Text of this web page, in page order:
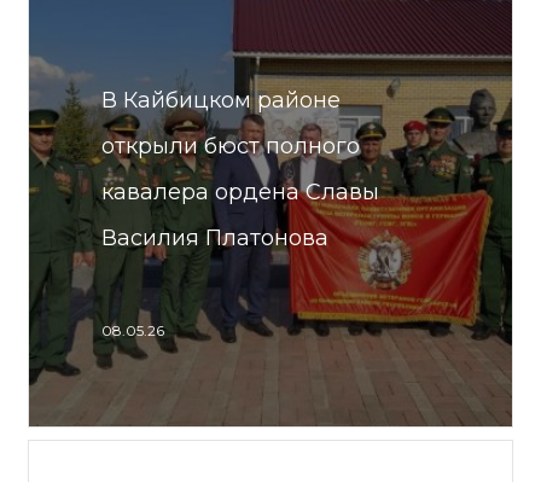
В Кайбицком районе
открыли бюст полного
кавалера ордена Славы
Василия Платонова
08.05.26